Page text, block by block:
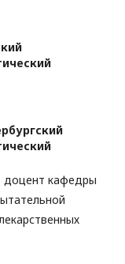
доцент кафедры